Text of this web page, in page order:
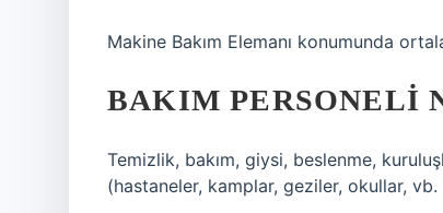
Makine Bakım Elemanı konumunda
BAKIM PERSONELI
Temizlik, bakım, giysi, beslenme,
(hastaneler, kamplar, geziler, okullar, vb.